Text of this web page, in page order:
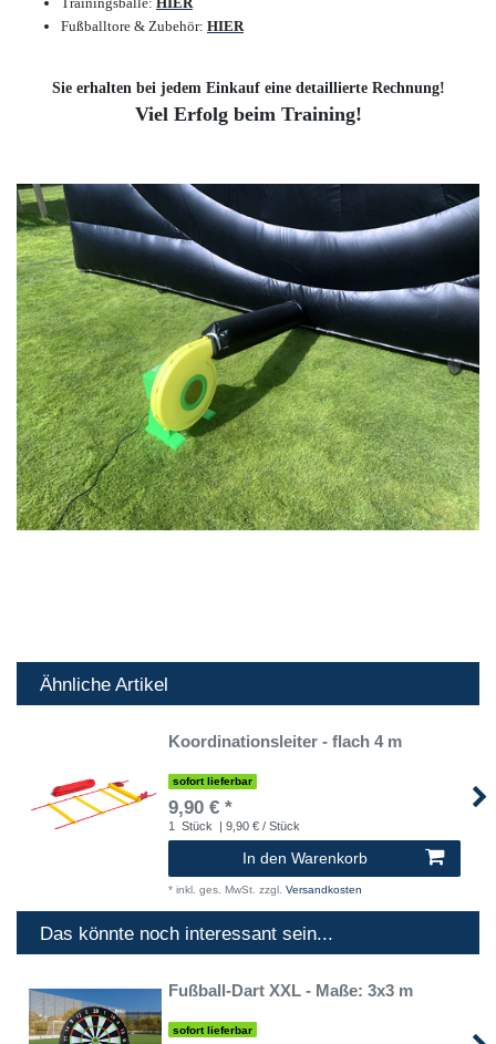
Fußballtore & Zubehör: HIER
Sie erhalten bei jedem Einkauf eine detaillierte Rechnung!
Viel Erfolg beim Training!
Ähnliche Artikel
Koordinationsleiter - flach 4 m
sofort lieferbar
9,90 € *
1 Stück | 9,90 € / Stück
In den Warenkorb
* inkl. ges. MwSt. zzgl. Versandkosten
Das könnte noch interessant sein...
Fußball-Dart XXL - Maße: 3x3 m
sofort lieferbar